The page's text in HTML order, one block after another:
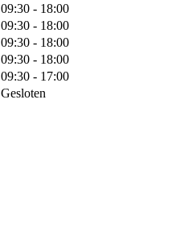
09:30 - 18:00
09:30 - 18:00
09:30 - 18:00
09:30 - 18:00
09:30 - 17:00
Gesloten